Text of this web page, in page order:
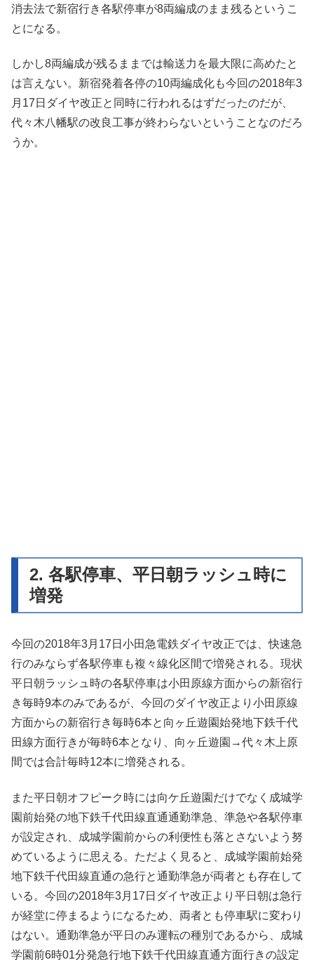
消去法で新宿行き各駅停車が8両編成のまま残るというこ
とになる。
しかし8両編成が残るままでは輸送力を最大限に高めたと
は言えない。新宿発着各停の10両編成化も今回の2018年3
月17日ダイヤ改正と同時に行われるはずだったのだが、
代々木八幡駅の改良工事が終わらないということなのだろ
うか。
2. 各駅停車、平日朝ラッシュ時に
増発
今回の2018年3月17日小田急電鉄ダイヤ改正では、快速急
行のみならず各駅停車も複々線化区間で増発される。現状
平日朝ラッシュ時の各駅停車は小田原線方面からの新宿行
き毎時9本のみであるが、今回のダイヤ改正より小田原線
方面からの新宿行き毎時6本と向ヶ丘遊園始発地下鉄千代
田線方面行きが毎時6本となり、向ヶ丘遊園→代々木上原
間では合計毎時12本に増発される。
また平日朝オフピーク時には向ケ丘遊園だけでなく成城学
園前始発の地下鉄千代田線直通通勤準急、準急や各駅停車
が設定され、成城学園前からの利便性も落とさないよう努
めているように思える。ただよく見ると、成城学園前始発
地下鉄千代田線直通の急行と通勤準急が両者とも存在して
いる。今回の2018年3月17日ダイヤ改正より平日朝は急行
が経堂に停まるようになるため、両者とも停車駅に変わり
はない。通勤準急が平日のみ運転の種別であるから、成城
学園前6時01分発急行地下鉄千代田線直通方面行きの設定